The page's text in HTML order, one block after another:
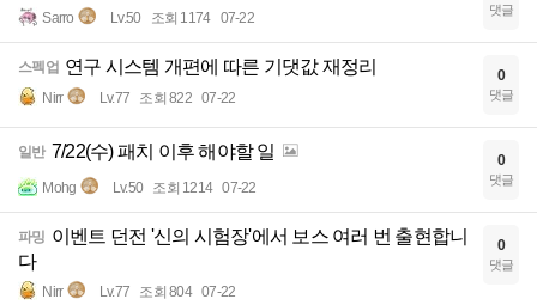
Sarro Lv.50 조회 1174 07-22 댓글
스펙업 연구 시스템 개편에 따른 기댓값 재정리
Nirr Lv.77 조회 822 07-22
0
댓글
일반 7/22(수) 패치 이후 해야할 일
Mohg Lv.50 조회 1214 07-22
0
댓글
파밍 이벤트 던전 '신의 시험장'에서 보스 여러 번 출현합니
다
Nirr Lv.77 조회 804 07-22
0
댓글